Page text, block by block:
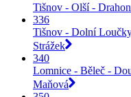
Tišnov - Olší -
336
Tišnov - Dolní
Strážek
340
Lomnice - Běleč -
Maňová